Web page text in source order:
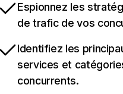
Espionnez les
de trafic de vos
Identifiez les
services et
concurrents.